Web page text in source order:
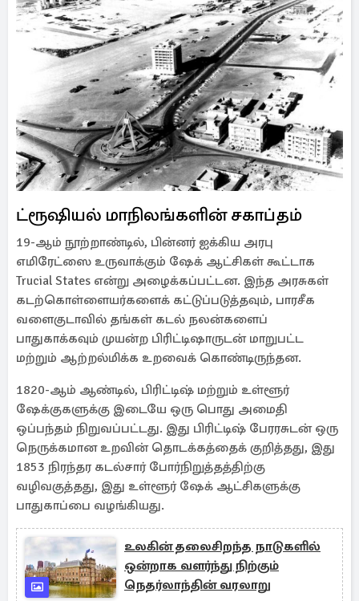
ட்ரூஷியல் மாநிலங்களின் சகாப்தம்
19-ஆம் நூற்றாண்டில், பின்னர் ஐக்கிய அரபு
எமிரேட்ஸை உருவாக்கும் ஷேக் ஆட்சிகள் கூட்டாக
Trucial States என்று அழைக்கப்பட்டன. இந்த அரசுகள்
கடற்கொள்ளையர்களைக் கட்டுப்படுத்தவும், பாரசீக
வளைகுடாவில் தங்கள் கடல் நலன்களைப்
பாதுகாக்கவும் முயன்ற பிரிட்டிஷாருடன் மாறுபட்ட
மற்றும் ஆற்றல்மிக்க உறவைக் கொண்டிருந்தன.
1820-ஆம் ஆண்டில், பிரிட்டிஷ் மற்றும் உள்ளூர்
ஷேக்குகளுக்கு இடையே ஒரு பொது அமைதி
ஒப்பந்தம் நிறுவப்பட்டது. இது பிரிட்டிஷ் பேரரசுடன் ஒரு
நெருக்கமான உறவின் தொடக்கத்தைக் குறித்தது, இது
1853 நிரந்தர கடல்சார் போர்நிறுத்தத்திற்கு
வழிவகுத்தது, இது உள்ளூர் ஷேக் ஆட்சிகளுக்கு
பாதுகாப்பை வழங்கியது.
உலகின் தலைசிறந்த நாடுகளில்
ஒன்றாக வளர்ந்து நிற்கும்
நெதர்லாந்தின் வரலாறு